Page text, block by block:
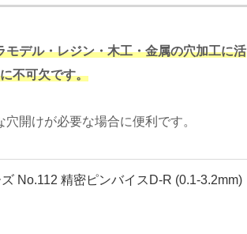
デル・レジン・木工・金属の穴加工に活
不可欠です。
開けが必要な場合に便利です。
No.112 精密ピンバイスD-R (0.1-3.2mm)